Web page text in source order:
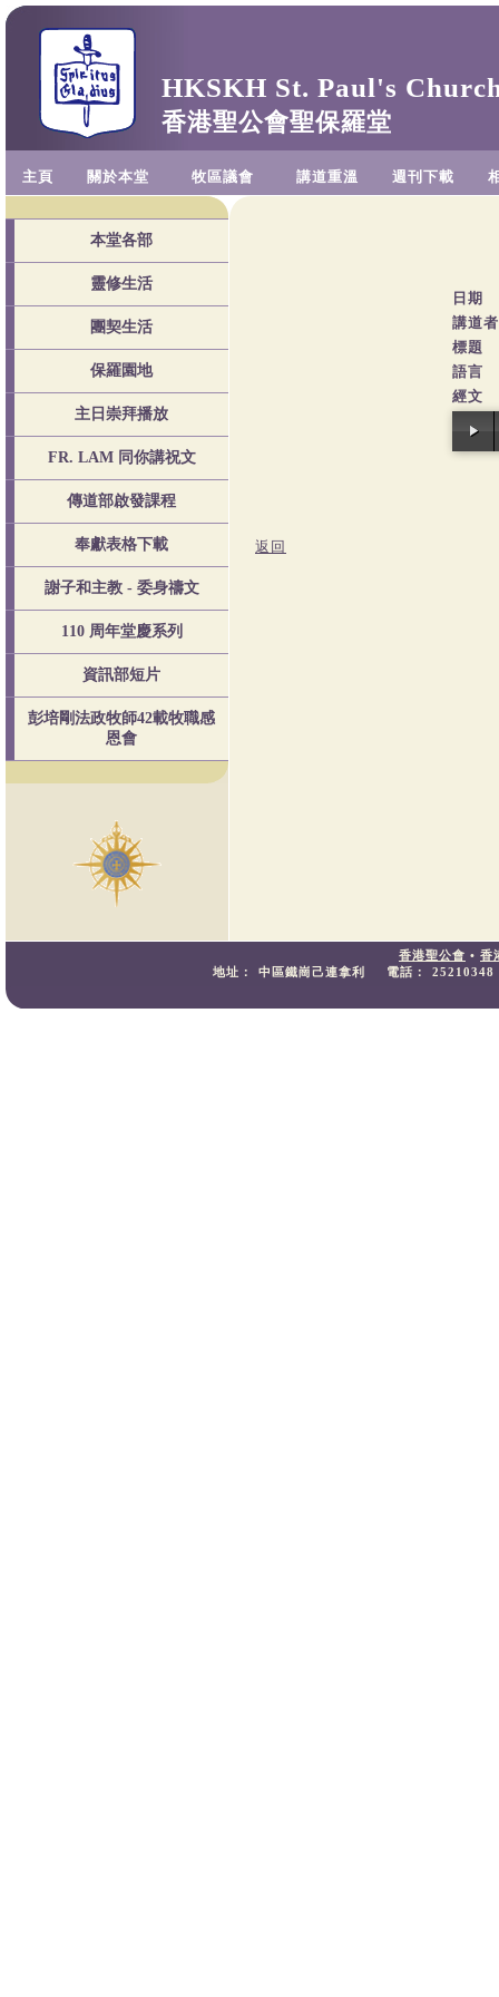
HKSKH St. Paul's
香港聖公會聖保羅堂
主頁 關於本堂 牧區議會 講道重溫 週刊下載
本堂各部
靈修生活
團契生活
保羅園地
主日崇拜播放
FR. LAM 同你講祝文
傳道部啟發課程
奉獻表格下載
謝子和主教 - 委身禱文
110 周年堂慶系列
資訊部短片
彭培剛法政牧師42載牧職感
恩會
日期
講道者
標題
語言
經文
返回
香港聖公會 • 香
地址：
中區鐵崗己連拿利 電話： 25210348